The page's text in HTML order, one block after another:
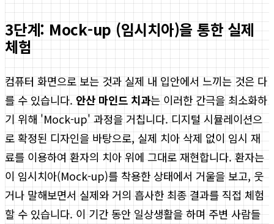
3단계: Mock-up (임시치아)을 통한 실제
체험
컴퓨터 화면으로 보는 것과 실제 내 입안에서 느끼는 것은 다
를 수 있습니다. 안산 마인드 치과는 이러한 간극을 최소화하
기 위해 'Mock-up' 과정을 거칩니다. 디지털 시뮬레이션으
로 확정된 디자인을 바탕으로, 실제 치아 삭제 없이 임시 재
료를 이용하여 환자의 치아 위에 그대로 재현합니다. 환자는
이 임시치아(Mock-up)를 착용한 상태에서 거울을 보고, 웃
거나 말해보면서 실제와 거의 흡사한 최종 결과를 직접 체험
할 수 있습니다. 이 기간 동안 일상생활을 하며 주변 사람들